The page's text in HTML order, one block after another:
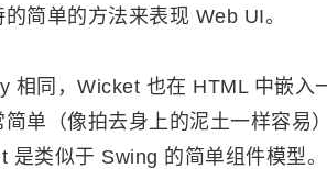
简单的方法来表现 Web UI。
相同，Wicket 也在 HTML 中嵌入
简单（像拍去身上的泥土一样容易
是类似于 Swing 的简单组件模型。